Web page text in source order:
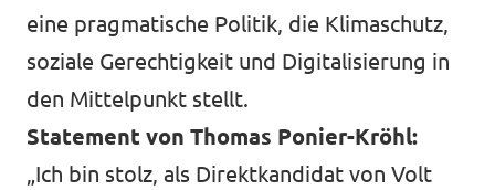
eine pragmatische Politik, die Klimaschutz,
soziale Gerechtigkeit und Digitalisierung in
den Mittelpunkt stellt.
Statement von Thomas Ponier-Kröhl:
„Ich bin stolz, als Direktkandidat von Volt